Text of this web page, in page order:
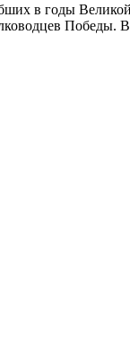
в годы Великой
Победы.